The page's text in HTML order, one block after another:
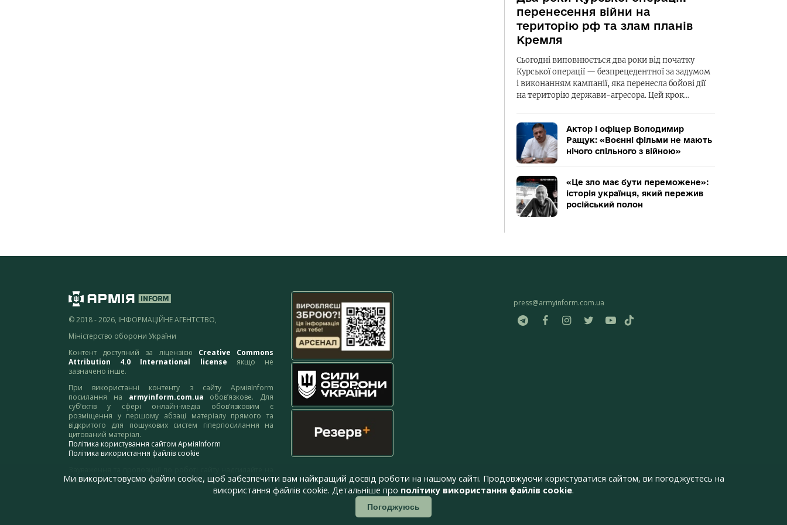
перенесення війни на
територію рф та злам планів
Кремля
Сьогодні виповнюється два роки від початку
Курської операції — безпрецедентної за задумом
і виконанням кампанії, яка перенесла бойові дії
на територію держави-агресора. Цей крок…
Актор і офіцер Володимир
Ращук: «Воєнні фільми не мають
нічого спільного з війною»
«Це зло має бути переможене»:
історія українця, який пережив
російський полон
© 2018 - 2026, ІНФОРМАЦІЙНЕ АГЕНТСТВО,
Міністерство оборони України
Контент доступний за ліцензією Creative Commons
Attribution 4.0 International license якщо не
зазначено інше.
При використанні контенту з сайту АрміяInform
посилання на armyinform.com.ua обов’язкове. Для
суб’єктів у сфері онлайн-медіа обов’язковим є
розміщення у першому абзаці матеріалу прямого та
відкритого для пошукових систем гіперпосилання на
цитований матеріал.
Політика користування сайтом АрміяInform
Політика використання файлів cookie
адресу:webmaster@armyinform.com.ua
press@armyinform.com.ua
Ми використовуємо файли cookie, щоб забезпечити вам найкращий досвід роботи на нашому сайті. Продовжуючи користуватися сайтом, ви погоджуєтесь на
використання файлів cookie. Детальніше про політику використання файлів cookie.
Погоджуюсь